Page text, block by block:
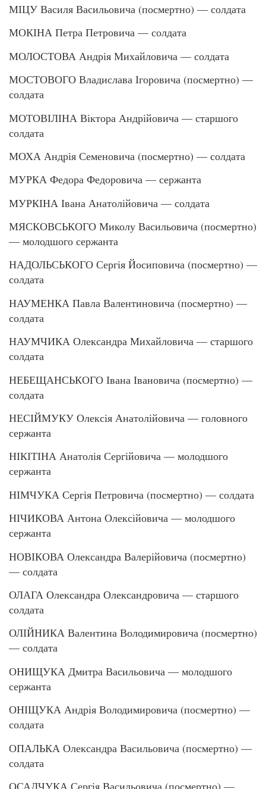
МІЦУ Василя Васильовича (посмертно) — солдата
МОКІНА Петра Петровича — солдата
МОЛОСТОВА Андрія Михайловича — солдата
МОСТОВОГО Владислава Ігоровича (посмертно) —
солдата
МОТОВІЛІНА Віктора Андрійовича — старшого
солдата
МОХА Андрія Семеновича (посмертно) — солдата
МУРКА Федора Федоровича — сержанта
МУРКІНА Івана Анатолійовича — солдата
МЯСКОВСЬКОГО Миколу Васильовича (посмертно)
— молодшого сержанта
НАДОЛЬСЬКОГО Сергія Йосиповича (посмертно) —
солдата
НАУМЕНКА Павла Валентиновича (посмертно) —
солдата
НАУМЧИКА Олександра Михайловича — старшого
солдата
НЕБЕЩАНСЬКОГО Івана Івановича (посмертно) —
солдата
НЕСІЙМУКУ Олексія Анатолійовича — головного
сержанта
НІКІТІНА Анатолія Сергійовича — молодшого
сержанта
НІМЧУКА Сергія Петровича (посмертно) — солдата
НІЧИКОВА Антона Олексійовича — молодшого
сержанта
НОВІКОВА Олександра Валерійовича (посмертно)
— солдата
ОЛАГА Олександра Олександровича — старшого
солдата
ОЛІЙНИКА Валентина Володимировича (посмертно)
— солдата
ОНИЩУКА Дмитра Васильовича — молодшого
сержанта
ОНІЩУКА Андрія Володимировича (посмертно) —
солдата
ОПАЛЬКА Олександра Васильовича (посмертно) —
солдата
ОСАДЧУКА Сергія Васильовича (посмертно) —